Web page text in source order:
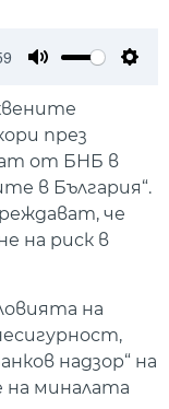
през
от БНБ в
в България“.
че
на риск в
на
надзор“ на
на миналата